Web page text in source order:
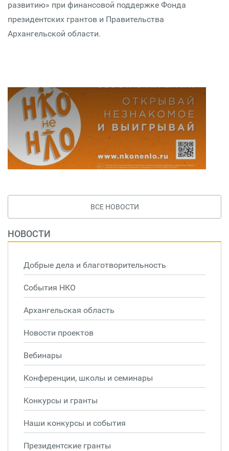
развитию» при финансовой поддержке Фонда
президентских грантов и Правительства
Архангельской области.
ВСЕ НОВОСТИ
НОВОСТИ
Добрые дела и благотворительность
События НКО
Архангельская область
Новости проектов
Вебинары
Конференции, школы и семинары
Конкурсы и гранты
Наши конкурсы и события
Президентские гранты